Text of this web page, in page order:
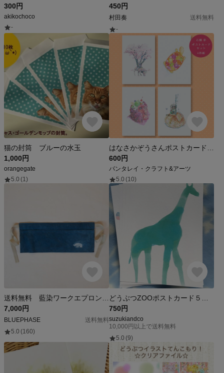
300円
akikochoco
-
450円
村田奏
送料無料
-
猫の封筒 ブルーの水玉
1,000円
orangegate
5.0 (1)
600円
パンタレイ・クラフト&アーツ
5.0 (10)
7,000円
BLUEPHASE
送料無料
5.0 (160)
750円
suzukiandco
10,000円以上で送料無料
5.0 (9)